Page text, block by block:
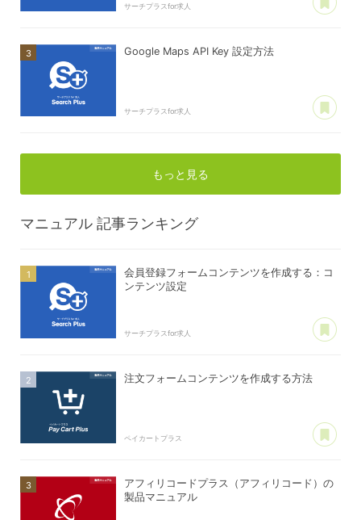
サーチプラスfor求人
Google Maps API Key 設定方法
サーチプラスfor求人
もっと見る
マニュアル 記事ランキング
会員登録フォームコンテンツを作成する：コ
ンテンツ設定
サーチプラスfor求人
注文フォームコンテンツを作成する方法
ペイカートプラス
アフィリコードプラス（アフィリコード）の
製品マニュアル